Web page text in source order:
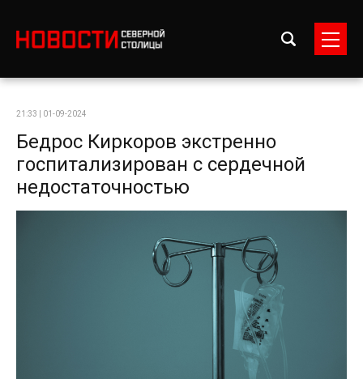
21:33 | 01-09-2024
Бедрос Киркоров экстренно
госпитализирован с сердечной
недостаточностью